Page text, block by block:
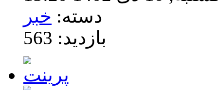
دسته: خبر
بازدید: 563